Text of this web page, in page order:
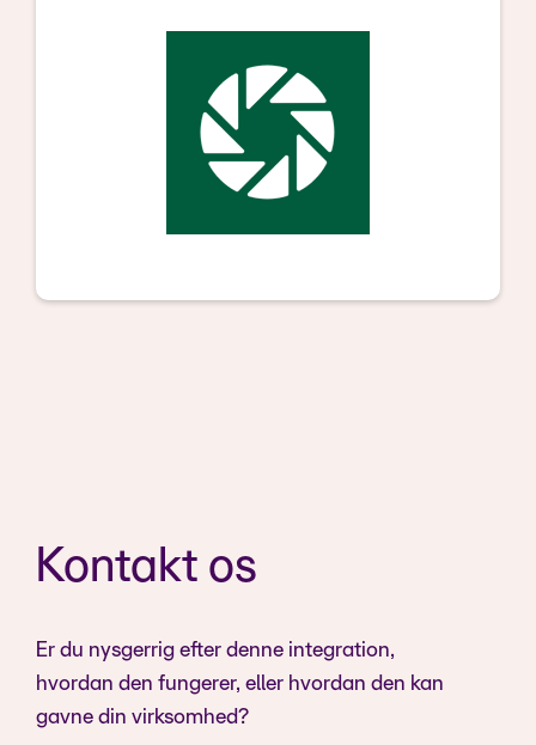
Kontakt os
Er du nysgerrig efter denne integration,
hvordan den fungerer, eller hvordan den kan
gavne din virksomhed?